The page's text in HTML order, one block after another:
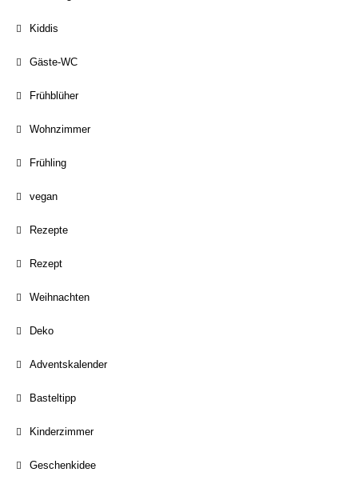
Kiddis
Gäste-WC
Frühblüher
Wohnzimmer
Frühling
vegan
Rezepte
Rezept
Weihnachten
Deko
Adventskalender
Basteltipp
Kinderzimmer
Geschenkidee